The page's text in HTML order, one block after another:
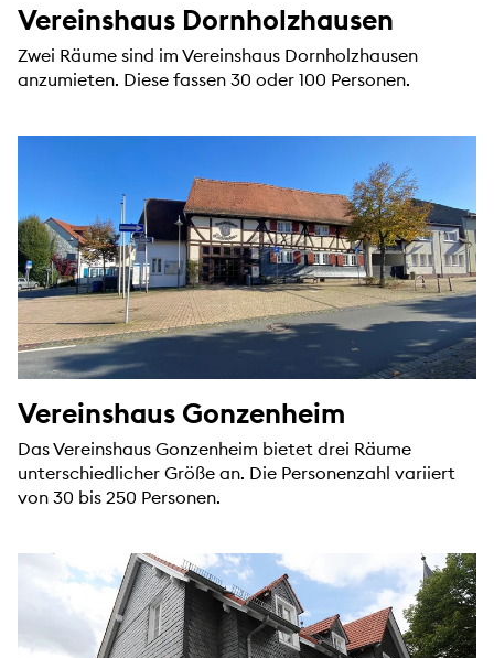
Vereinshaus Dornholzhausen
Zwei Räume sind im Vereinshaus Dornholzhausen
anzumieten. Diese fassen 30 oder 100 Personen.
Vereinshaus Gonzenheim
Das Vereinshaus Gonzenheim bietet drei Räume
unterschiedlicher Größe an. Die Personenzahl variiert
von 30 bis 250 Personen.